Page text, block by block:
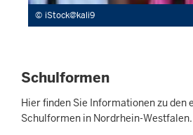
iStock@kali9
Schulformen
Hier finden Sie Informationen zu den
Schulformen in Nordrhein-Westfalen.